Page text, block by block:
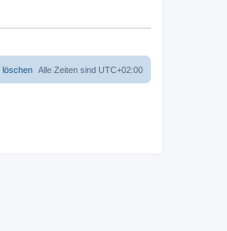
Alle Zeiten sind UTC+02:00
löschen